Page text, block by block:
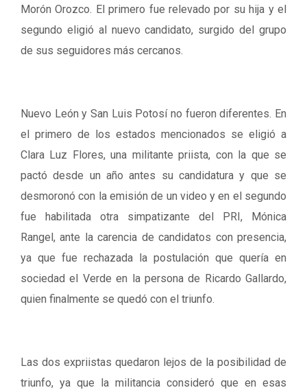
Morón Orozco. El primero fue relevado por su hija y el
segundo eligió al nuevo candidato, surgido del grupo
de sus seguidores más cercanos.
Nuevo León y San Luis Potosí no fueron diferentes. En
el primero de los estados mencionados se eligió a
Clara Luz Flores, una militante priista, con la que se
pactó desde un año antes su candidatura y que se
desmoronó con la emisión de un video y en el segundo
fue habilitada otra simpatizante del PRI, Mónica
Rangel, ante la carencia de candidatos con presencia,
ya que fue rechazada la postulación que quería en
sociedad el Verde en la persona de Ricardo Gallardo,
quien finalmente se quedó con el triunfo.
Las dos expriistas quedaron lejos de la posibilidad de
triunfo, ya que la militancia consideró que en esas